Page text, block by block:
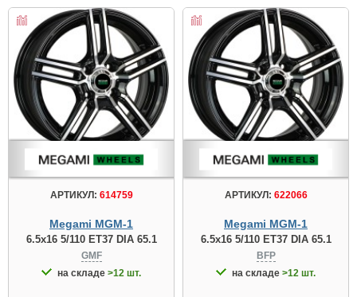
АРТИКУЛ: 614759
Megami MGM-1
6.5x16 5/110 ET37 DIA 65.1
GMF
на складе >12 шт.
АРТИКУЛ: 622066
Megami MGM-1
6.5x16 5/110 ET37 DIA 65.1
BFP
на складе >12 шт.